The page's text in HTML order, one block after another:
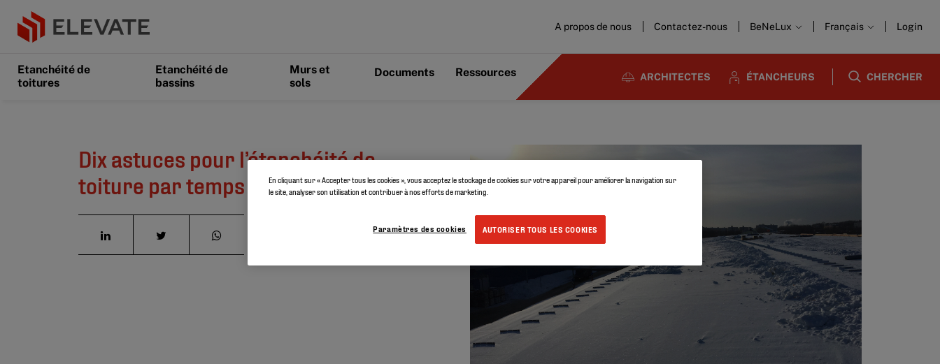
A propos de nous Contactez-nous BeNeLux Français Login
Etanchéité de
toitures
Etanchéité de
bassins
Murs et
sols
Documents Ressources ARCHITECTES ÉTANCHEURS CHERCHER
Dix astuces pour l’étanchéité de
toiture par temps froidEn cliquant sur « Accepter tous les cookies », vous acceptez le stockage de cookies sur votre appareil pour améliorer la navigation sur
le site, analyser son utilisation et contribuer à nos efforts de marketing.
AUTORISER TOUS LES COOKIES
Paramètres des cookies